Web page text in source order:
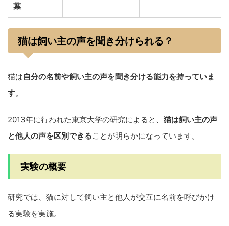
葉
猫は飼い主の声を聞き分けられる？
猫は自分の名前や飼い主の声を聞き分ける能力を持っていま
す。
2013年に行われた東京大学の研究によると、 猫は飼い主の声
と他人の声を区別できることが明らかになっています。
実験の概要
研究では、猫に対して飼い主と他人が交互に名前を呼びかけ
る実験を実施。